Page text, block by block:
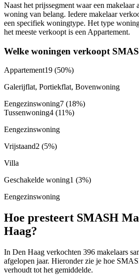
Naast het prijssegment waar een makelaar
woning van belang. Iedere makelaar
een specifiek woningtype. Het type
het meeste verkoopt is een Appartement.
Welke woningen verkoopt
Appartement19 (50%)
Galerijflat, Portiekflat, Bovenwoning
Eengezinswoning7 (18%)
Tussenwoning4 (11%)
Eengezinswoning
Vrijstaand2 (5%)
Villa
Geschakelde woning1 (3%)
Eengezinswoning
Hoe presteert SMASH
Haag?
In Den Haag verkochten 396 makelaars
afgelopen jaar. Hieronder zie je hoe
verhoudt tot het gemiddelde.